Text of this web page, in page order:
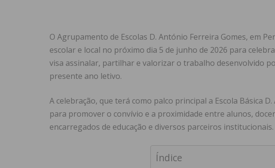
O Agrupamento de Escolas D. António Ferreira Gomes, em
escolar e local no próximo dia 5 de junho de 2026 para
visa assinalar, partilhar e valorizar o trabalho desenvolvido
presente ano letivo.
A celebração, que terá como palco principal a Escola Básica
para promover o convívio e a proximidade entre alunos,
encarregados de educação e diversos parceiros institucionais.
Índice